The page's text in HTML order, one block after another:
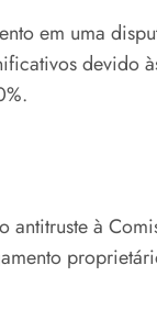
em uma
devido
à